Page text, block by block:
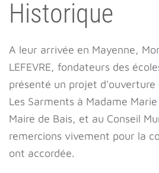
Historique
A leur arrivée en Mayenne,
LEFEVRE, fondateurs des
présenté un projet d'ouverture
Les Sarments à Madame Marie
Maire de Bais, et au Conseil
remercions vivement pour la
ont accordée.